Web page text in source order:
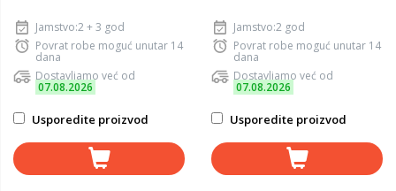
Jamstvo:2 + 3 god
Povrat robe moguć unutar 14
dana
Dostavljamo već od
07.08.2026
Usporedite proizvod
Jamstvo:2 god
Povrat robe moguć unutar 14
dana
Dostavljamo već od
07.08.2026
Usporedite proizvod